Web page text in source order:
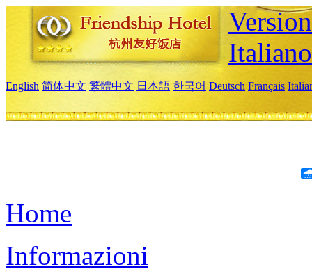
Italiano
English 简体中文 繁體中文 日本語 한국어 Deutsch Français
Home
Informazioni